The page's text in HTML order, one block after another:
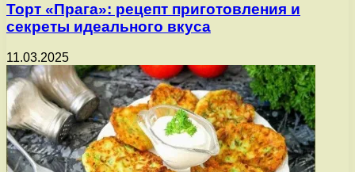
Торт «Прага»: рецепт приготовления и
секреты идеального вкуса
11.03.2025